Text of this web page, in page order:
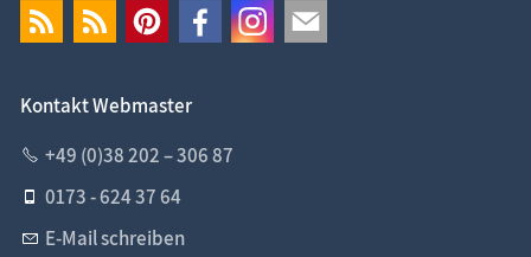
Kontakt Webmaster
+49 (0)38 202 – 306 87
0173 - 624 37 64
E-Mail schreiben